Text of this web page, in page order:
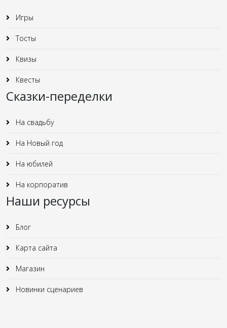
Игры
Тосты
Квизы
Квесты
Сказки-переделки
На свадьбу
На Новый год
На юбилей
На корпоратив
Наши ресурсы
Блог
Карта сайта
Магазин
Новинки сценариев